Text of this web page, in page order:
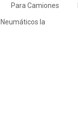
Para Camiones